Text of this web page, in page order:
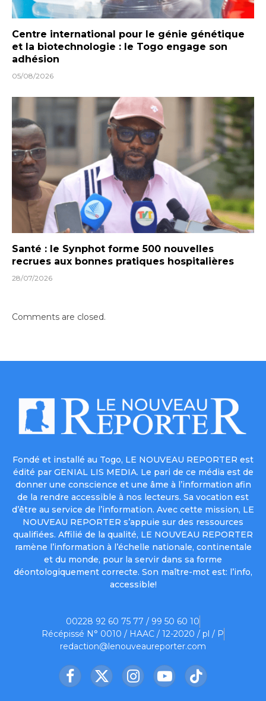
Centre international pour le génie génétique
et la biotechnologie : le Togo engage son
adhésion
05/08/2026
Santé : le Synphot forme 500 nouvelles
recrues aux bonnes pratiques hospitalières
28/07/2026
Comments are closed.
Fondé et installé au Togo, LE NOUVEAU REPORTER est
édité par GENIAL LIS MEDIA. Le pari de ce média est de
donner une conscience et une âme à l’information afin
de la rendre accessible à nos lecteurs. Sa vocation est
d’être au service de l’information. Avec cette mission, LE
NOUVEAU REPORTER s’appuie sur des ressources
qualifiées. Affilié de la qualité, LE NOUVEAU REPORTER
ramène l’information à l’échelle nationale, continentale
et du monde, pour la servir dans sa forme
déontologiquement correcte. Son maître-mot est: l’info,
accessible!
00228 92 60 75 77 / 99 50 60 10
Récépissé N° 0010 / HAAC / 12-2020 / pl / P
redaction@lenouveaureporter.com
Facebook
X
InstagramYouTubeTikTok